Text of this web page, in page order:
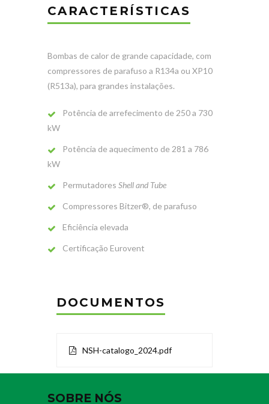
CARACTERÍSTICAS
Bombas de calor de grande capacidade, com
compressores de parafuso a R134a ou XP10
(R513a), para grandes instalações.
Potência de arrefecimento de 250 a 730
kW
Potência de aquecimento de 281 a 786
kW
Permutadores Shell and Tube
Compressores Bitzer®, de parafuso
Eficiência elevada
Certificação Eurovent
DOCUMENTOS
NSH-catalogo_2024.pdf
SOBRE NÓS